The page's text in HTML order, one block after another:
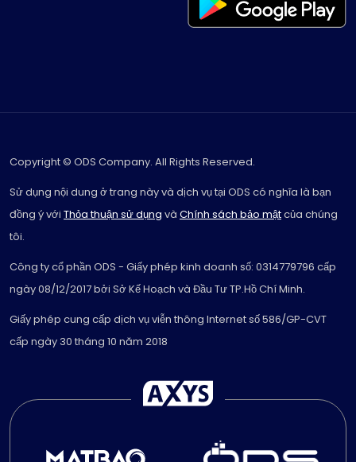
Copyright © ODS Company. All Rights Reserved.
Sử dụng nội dung ở trang này và dịch vụ tại ODS có nghĩa là bạn
đồng ý với Thỏa thuận sử dụng và Chính sách bảo mậtcủa chúng
tôi.
Công ty cổ phần ODS - Giấy phép kinh doanh số: 0314779796 cấp
ngày 08/12/2017 bởi Sở Kế Hoạch và Đầu Tư TP.Hồ Chí Minh.
Giấy phép cung cấp dịch vụ viễn thông Internet số 586/GP-CVT
cấp ngày 30 tháng 10 năm 2018